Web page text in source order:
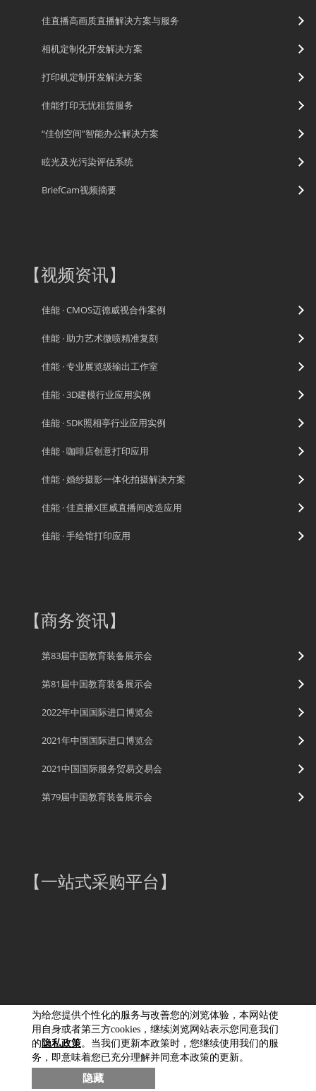
佳直播高画质直播解决方案与服务
相机定制化开发解决方案
打印机定制开发解决方案
佳能打印无忧租赁服务
“佳创空间”智能办公解决方案
眩光及光污染评估系统
BriefCam视频摘要
【视频资讯】
佳能 · CMOS迈德威视合作案例
佳能 · 助力艺术微喷精准复刻
佳能 · 专业展览级输出工作室
佳能 · 3D建模行业应用实例
佳能 · SDK照相亭行业应用实例
佳能 · 咖啡店创意打印应用
佳能 · 婚纱摄影一体化拍摄解决方案
佳能 · 佳直播X匡威直播间改造应用
佳能 · 手绘馆打印应用
【商务资讯】
第83届中国教育装备展示会
第81届中国教育装备展示会
2022年中国国际进口博览会
2021年中国国际进口博览会
2021中国国际服务贸易交易会
第79届中国教育装备展示会
【一站式采购平台】
佳能（中国）有限公司版权所有，未经许可不得转载。
为给您提供个性化的服务与改善您的浏览体验，本网站使
用自身或者第三方cookies，继续浏览网站表示您同意我们
的 隐私政策。当我们更新本政策时，您继续使用我们的服
务，即意味着您已充分理解并同意本政策的更新。
隐藏